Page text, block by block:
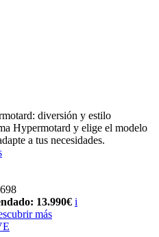
diversión y estilo
Hypermotard y elige el modelo
a tus necesidades.
13.990€ i
más